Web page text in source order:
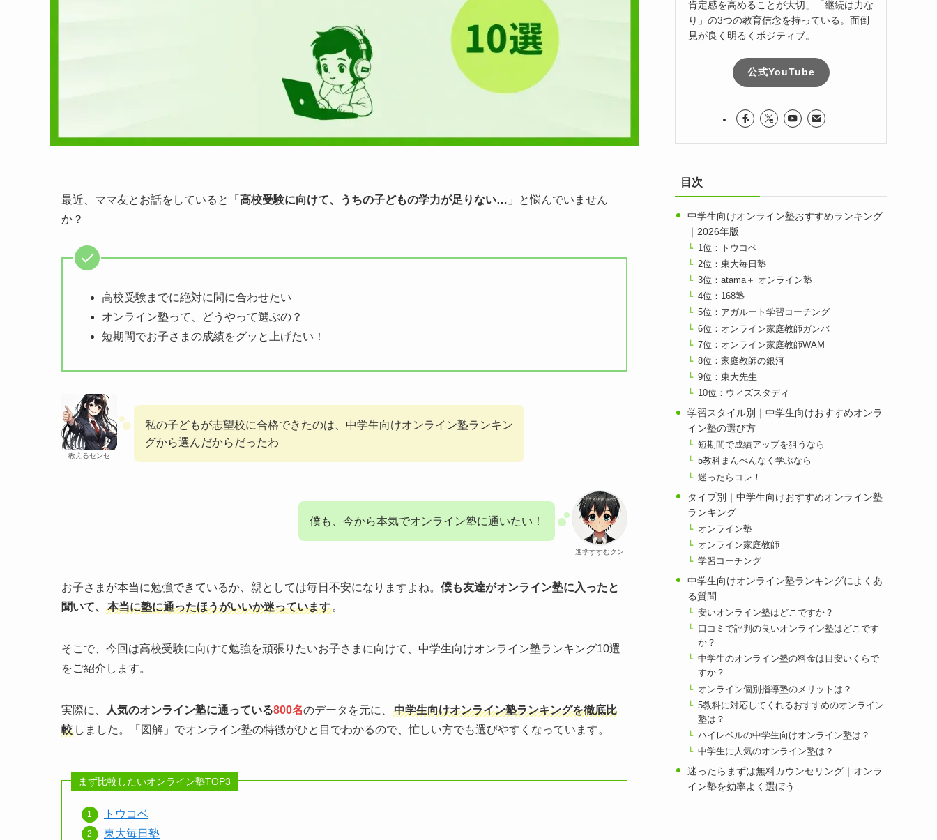
最近、ママ友とお話をしていると「 高校受験に向けて、うちの子どもの学力が足りない… 」と悩んでいません
か？
高校受験までに絶対に間に合わせたい
オンライン塾って、どうやって選ぶの？
短期間でお子さまの成績をグッと上げたい！
教えるセンセ
私の子どもが志望校に合格できたのは、中学生向けオンライン塾ランキン
グから選んだからだったわ
進学すすむクン
僕も、今から本気でオンライン塾に通いたい！
お子さまが本当に勉強できているか、親としては毎日不安になりますよね。 僕も友達がオンライン塾に入ったと
聞いて、
本当に塾に通ったほうがいいか迷っています 。
そこで、今回は高校受験に向けて勉強を頑張りたいお子さまに向けて、中学生向けオンライン塾ランキング10選
をご紹介します。
実際に、 人気のオンライン塾に通っている800名のデータを元に、
中学生向けオンライン塾ランキングを徹底比
較 しました。「図解」でオンライン塾の特徴がひと目でわかるので、忙しい方でも選びやすくなっています。
まず比較したいオンライン塾TOP3
トウコベ
東大毎日塾
肯定感を高めることが大切」「継続は力な
り」の3つの教育信念を持っている。面倒
見が良く明るくポジティブ。
公式YouTube
目次
中学生向けオンライン塾おすすめランキング
｜2026年版
1位：トウコベ
2位：東大毎日塾
3位：atama＋ オンライン塾
4位：168塾
5位：アガルート学習コーチング
6位：オンライン家庭教師ガンバ
7位：オンライン家庭教師WAM
8位：家庭教師の銀河
9位：東大先生
10位：ウィズスタディ
学習スタイル別｜中学生向けおすすめオンラ
イン塾の選び方
短期間で成績アップを狙うなら
5教科まんべんなく学ぶなら
迷ったらコレ！
タイプ別｜中学生向けおすすめオンライン塾
ランキング
オンライン塾
オンライン家庭教師
学習コーチング
中学生向けオンライン塾ランキングによくあ
る質問
安いオンライン塾はどこですか？
口コミで評判の良いオンライン塾はどこです
か？
中学生のオンライン塾の料金は目安いくらで
すか？
オンライン個別指導塾のメリットは？
5教科に対応してくれるおすすめのオンライン
塾は？
ハイレベルの中学生向けオンライン塾は？
中学生に人気のオンライン塾は？
迷ったらまずは無料カウンセリング｜オンラ
イン塾を効率よく選ぼう